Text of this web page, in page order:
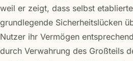
weil er zeigt, dass selbst
grundlegende Sicherheitslücken
Nutzer ihr Vermögen
durch Verwahrung des Großteils